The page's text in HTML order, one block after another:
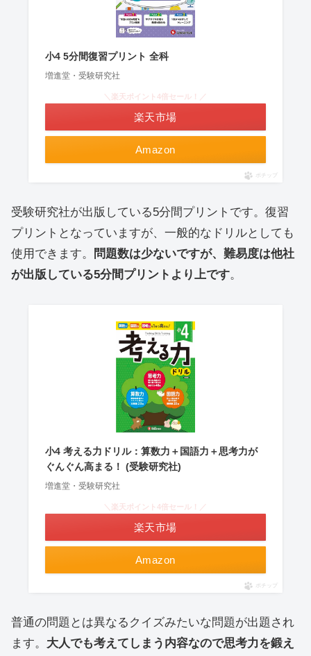
小4 5分間復習プリント 全科
増進堂・受験研究社
Amazon
＼楽天ポイント4倍セール！／
楽天市場
ポチップ
受験研究社が出版している5分間プリントです。復習
プリントとなっていますが、一般的なドリルとしても
使用できます。
問題数は少ないですが、難易度は他社
が出版している5分間プリントより上です。
小4 考える力ドリル：算数力＋国語力＋思考力が
ぐんぐん高まる！ (受験研究社)
増進堂・受験研究社
Amazon
＼楽天ポイント4倍セール！／
楽天市場
ポチップ
普通の問題とは異なるクイズみたいな問題が出題され
ます。 大人でも考えてしまう内容なので思考力を鍛え